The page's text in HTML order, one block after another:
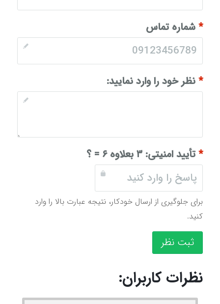
*شماره تماس
*نظر خود را وارد نمایید:
*تأیید امنیتی: ۳ بعلاوه ۶ = ؟
برای جلوگیری از ارسال خودکار، نتیجه عبارت بالا را وارد
کنید.
ثبت نظر
نظرات کاربران: